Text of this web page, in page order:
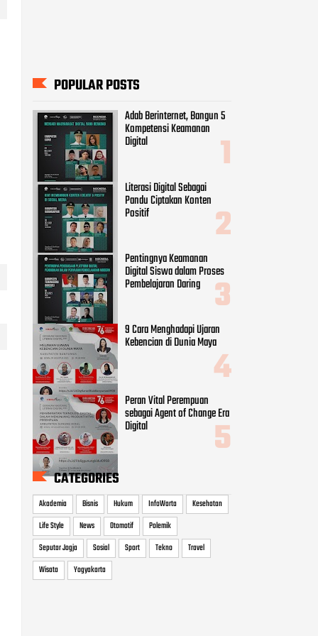
POPULAR POSTS
Adab Berinternet, Bangun 5
Kompetensi Keamanan
Digital
Literasi Digital Sebagai
Pandu Ciptakan Konten
Positif
Pentingnya Keamanan
Digital Siswa dalam Proses
Pembelajaran Daring
9 Cara Menghadapi Ujaran
Kebencian di Dunia Maya
Peran Vital Perempuan
sebagai Agent of Change Era
Digital
CATEGORIES
Akademia Bisnis Hukum InfoWarta
Kesehatan
Life Style
News Otomotif
Polemik
Seputar Jogja
Sosial Sport Tekno
Travel
Wisata
Yogyakarta